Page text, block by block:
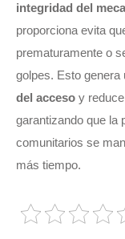
integridad del
proporciona evita
prematuramente o
golpes. Esto genera
del acceso y
garantizando que la
comunitarios se
más tiempo.